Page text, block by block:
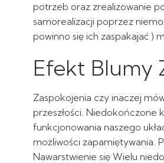
potrzeb oraz zrealizowanie
samorealizacji poprzez
powinno się ich zaspakajać )
Efekt Blumy
Zaspokojenia czy inaczej
przeszłości. Niedokończone
funkcjonowania naszego
możliwości zapamiętywania.
Nawarstwienie się Wielu